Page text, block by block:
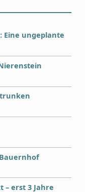
Eine ungeplante
erst 3 Jahre